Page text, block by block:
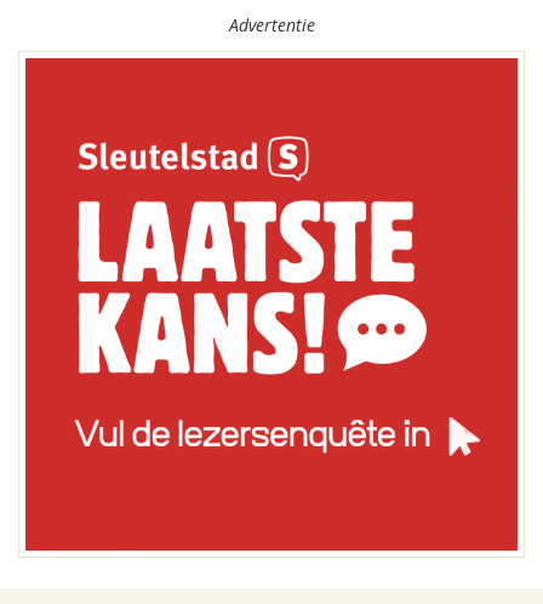
Advertentie